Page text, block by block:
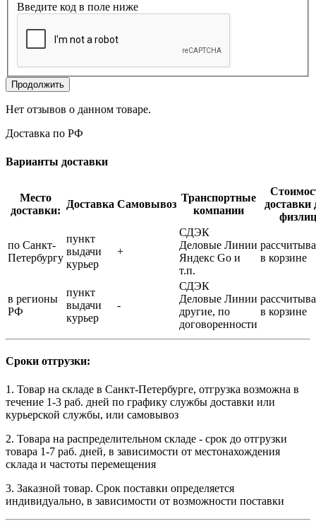
Введите код в поле ниже
Продолжить
Нет отзывов о данном товаре.
Доставка по РФ
Варианты доставки
Место
доставки:
Доставка Самовывоз
Транспортные
компании
доставки
физлиц
по Санкт-
Петербургу
пункт
выдачи
курьер
+
СДЭК
Деловые Линии
Яндекс Go и
т.п.
в корзине
в регионы
РФ
пункт
выдачи
курьер
-
СДЭК
Деловые Линии
другие, по
договоренности
в корзине
Сроки отгрузки:
1. Товар на складе в Санкт-Петербурге, отгрузка возможна в
течение 1-3 раб. дней по графику службы доставки или
курьерской службы, или самовывоз
2. Товара на распределительном складе - срок до отгрузки
товара 1-7 раб. дней, в зависимости от местонахождения
склада и частоты перемещения
3. Заказной товар. Срок поставки определяется
индивидуально, в зависимости от возможности поставки